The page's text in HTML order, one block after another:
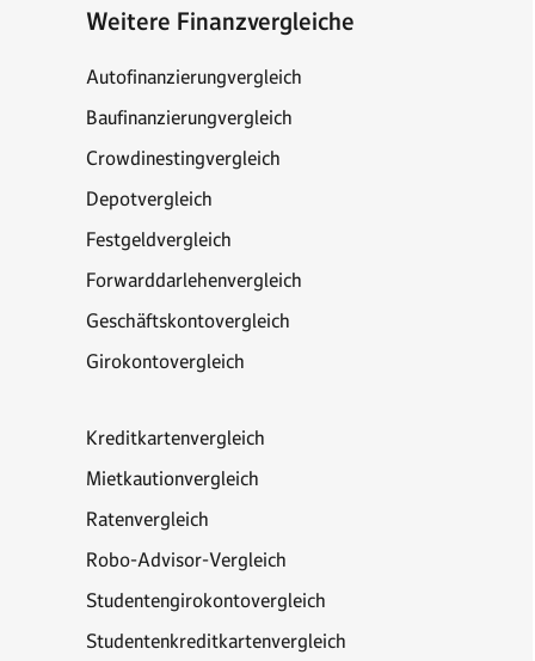
Weitere Finanzvergleiche
Autofinanzierungvergleich
Baufinanzierungvergleich
Crowdinestingvergleich
Depotvergleich
Festgeldvergleich
Forwarddarlehenvergleich
Geschäftskontovergleich
Girokontovergleich
Kreditkartenvergleich
Mietkautionvergleich
Ratenvergleich
Robo-Advisor-Vergleich
Studentengirokontovergleich
Studentenkreditkartenvergleich